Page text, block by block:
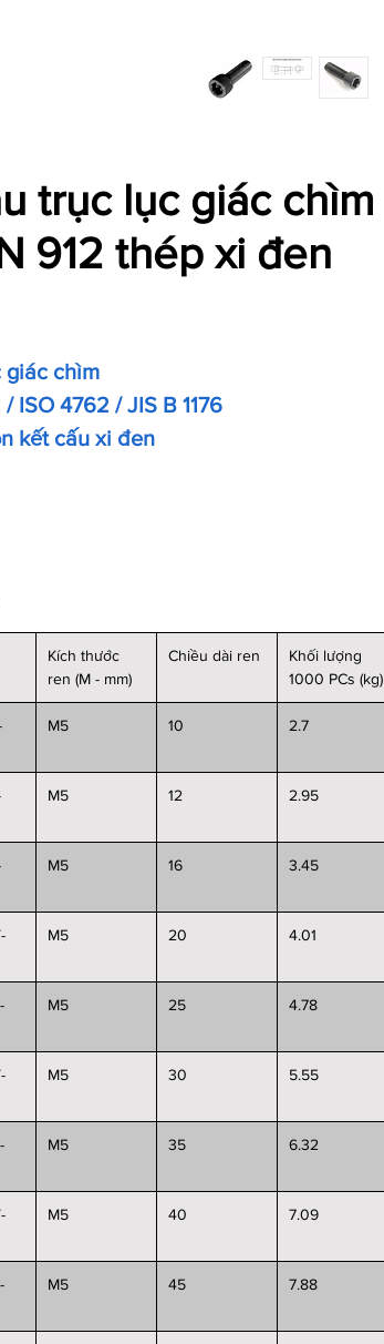
trục lục giác chìm
912 thép xi đen
giác chìm
ISO 4762 / JIS B 1176
kết cấu xi đen
Kích thước
ren (M - mm)
Chiều dài ren
Khối lượng
1000 PCs (kg)
M5 10 2.7
M5 12 2.95
M5 16 3.45
M5 20 4.01
M5 25 4.78
M5 30 5.55
M5 35 6.32
M5 40 7.09
M5 45 7.88